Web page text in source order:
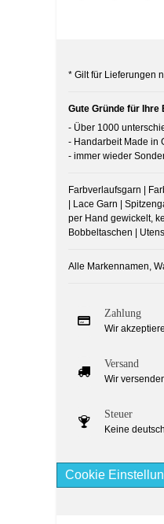
* Gilt für Lieferungen
Gute Gründe für Ihre
- Über 1000
- Handarbeit Made in
- immer wieder
Farbverlaufsgarn |
| Lace Garn |
per Hand gewickelt,
Bobbeltaschen |
Alle Markennamen,
Zahlung
Wir
Versand
Wir
Steuer
Keine
Cookie